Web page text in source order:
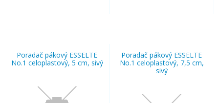
Poradač pákový ESSELTE
No.1 celoplastový, 5 cm, sivý
Poradač pákový ESSELTE
No.1 celoplastový, 7,5 cm,
sivý